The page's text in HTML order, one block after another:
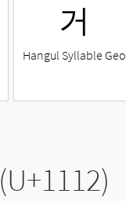
거
Hangul Syllable Geo